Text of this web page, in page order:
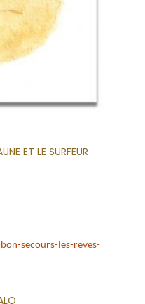
ET LE SURFEUR